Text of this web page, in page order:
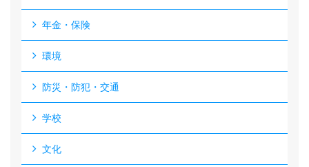
年金・保険
環境
防災・防犯・交通
学校
文化